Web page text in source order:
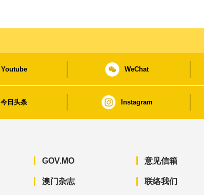
Youtube WeChat
今日头条 Instagram
GOV.MO
澳门杂志
意见信箱
联络我们